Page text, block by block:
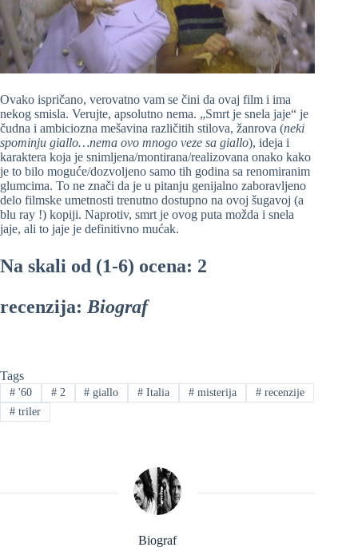
Ovako ispričano, verovatno vam se čini da ovaj film i ima
nekog smisla. Verujte, apsolutno nema. „Smrt je snela jaje“ je
čudna i ambiciozna mešavina različitih stilova, žanrova (neki
spominju giallo…nema ovo mnogo veze sa giallo), ideja i
karaktera koja je snimljena/montirana/realizovana onako kako
je to bilo moguće/dozvoljeno samo tih godina sa renomiranim
glumcima. To ne znači da je u pitanju genijalno zaboravljeno
delo filmske umetnosti trenutno dostupno na ovoj šugavoj (a
blu ray !) kopiji. Naprotiv, smrt je ovog puta možda i snela
jaje, ali to jaje je definitivno mućak.
Na skali od (1-6) ocena: 2
recenzija: Biograf
Tags
#'60 #2 # giallo # Italia # misterija #recenzije
#triler
Biograf